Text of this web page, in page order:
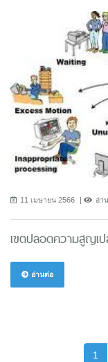
11 เมษายน 2566 อ่า
เขตปลอดความสูญเ
อ่านต่อ
1